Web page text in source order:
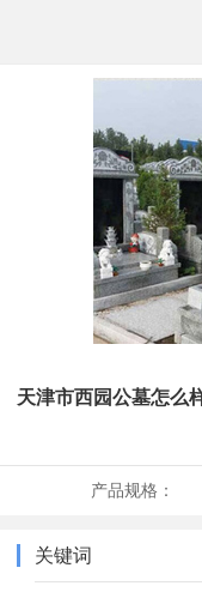
天津市西园公墓怎么
产品规格：
关键词